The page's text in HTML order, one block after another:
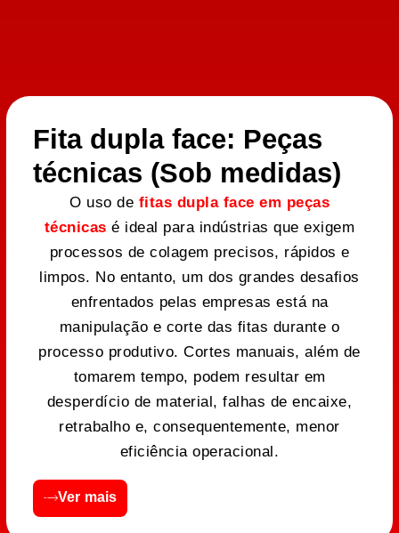
Fita dupla face: Peças
técnicas (Sob medidas)
O uso de fitas dupla face em peças
técnicas é ideal para indústrias que exigem
processos de colagem precisos, rápidos e
limpos. No entanto, um dos grandes desafios
enfrentados pelas empresas está na
manipulação e corte das fitas durante o
processo produtivo. Cortes manuais, além de
tomarem tempo, podem resultar em
desperdício de material, falhas de encaixe,
retrabalho e, consequentemente, menor
eficiência operacional.
Ver mais